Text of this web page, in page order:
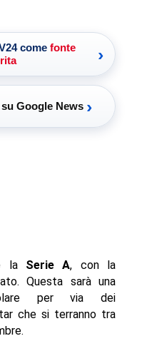
come fonte
›
Google News ›
la Serie A, con la
Questa sarà una
per via dei
che si terranno tra